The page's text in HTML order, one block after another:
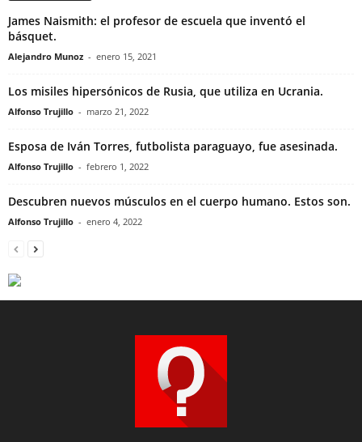
James Naismith: el profesor de escuela que inventó el
básquet.
Alejandro Munoz - enero 15, 2021
Los misiles hipersónicos de Rusia, que utiliza en Ucrania.
Alfonso Trujillo - marzo 21, 2022
Esposa de Iván Torres, futbolista paraguayo, fue asesinada.
Alfonso Trujillo - febrero 1, 2022
Descubren nuevos músculos en el cuerpo humano. Estos son.
Alfonso Trujillo - enero 4, 2022